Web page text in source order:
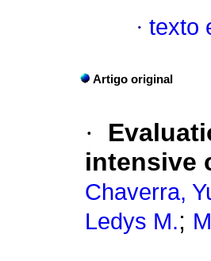
· texto
Artigo original
·
intensive
Chaverra,
Ledys M.;